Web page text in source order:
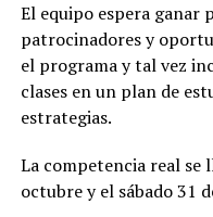
El equipo espera ganar
patrocinadores y
el programa y tal vez
clases en un plan de
estrategias.
La competencia real se
octubre y el sábado 31